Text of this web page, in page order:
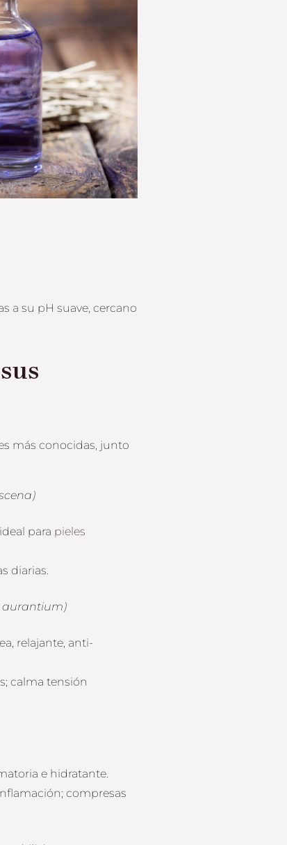
a su pH suave, cercano
más conocidas, junto
para pieles
diarias.
aurantium)
relajante, anti-
calma tensión
e hidratante.
compresas